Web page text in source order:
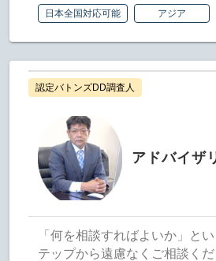
日本全国対応可能
アジア
認定バトンズDD調査人
アドバイザ
「何を相談すればよいか」と
テップから遠慮なくご相談くだ